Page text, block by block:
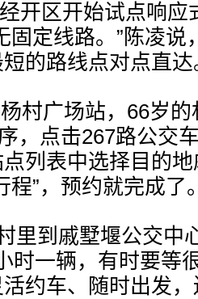
开区开始试点响应
固定线路。”陈凌说
的路线点对点直达
村广场站，66岁
，点击267路公交
列表中选择目的
程”，预约就完成了
里到戚墅堰公交中
时一辆，有时要等
约车、随时出发